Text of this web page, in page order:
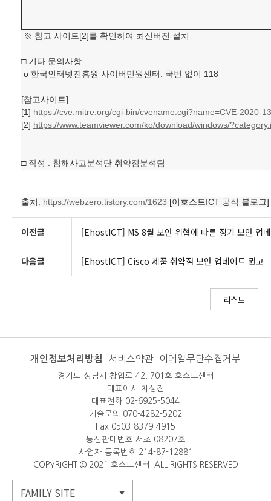
※ 참고 사이트[2]를 확인하여 최신버전 설치
□ 기타 문의사항
o 한국인터넷진흥원 사이버민원센터: 국번 없이 118
[참고사이트]
[1] https://cve.mitre.org/cgi-bin/cvename.cgi?name=CVE-2020-
[2] https://www.teamviewer.com/ko/download/windows/
□ 작성 : 침해사고분석단 취약점분석팀
출처: https://webzero.tistory.com/1623 [이호스트ICT 공식 블로그]
이전글 [EhostICT] MS 8월 보안 위협에 따른 정기 보안 업
다음글 [EhostICT] Cisco 제품 취약점 보안 업데이트 권고
리스트
개인정보처리방침 서비스약관 이메일무단수집거부
경기도 성남시 창업로 42, 701호 호스트센터
대표이사 차성진
대표전화 02-6925-5044
기술문의 070-4282-5202
Fax 0503-8379-4915
통신판매번호 서초 08207호
사업자 등록번호 214-87-12881
COPYRIGHT © 2021 호스트센터. ALL RIGHTS RESERVED
FAMILY SITE